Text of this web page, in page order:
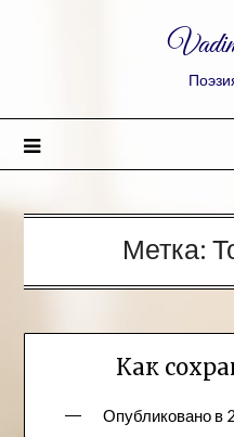
Метка:
Как
Опубликовано в